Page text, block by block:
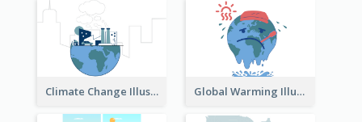
Climate Change Illustration Global Warming Illustration